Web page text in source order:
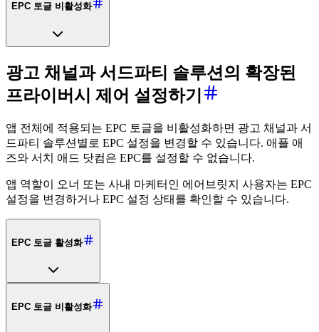
EPC 토글 비활성화
광고 채널과 서드파티 솔루션의 확장된
프라이버시 제어 설정하기
앱 전체에 적용되는 EPC 토글을 비활성화하면 광고 채널과 서
드파티 솔루션별로 EPC 설정을 변경할 수 있습니다. 애플 애
즈와 서치 애드 닷컴은 EPC를 설정할 수 없습니다.
앱 역할이 오너 또는 사내 마케터인 에어브릿지 사용자는 EPC
설정을 변경하거나 EPC 설정 상태를 확인할 수 있습니다.
EPC 토글 활성화
EPC 토글 비활성화